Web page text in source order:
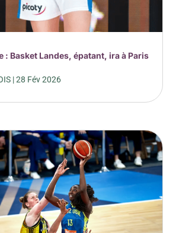
: Basket Landes, épatant, ira à Paris
|28 Fév 2026